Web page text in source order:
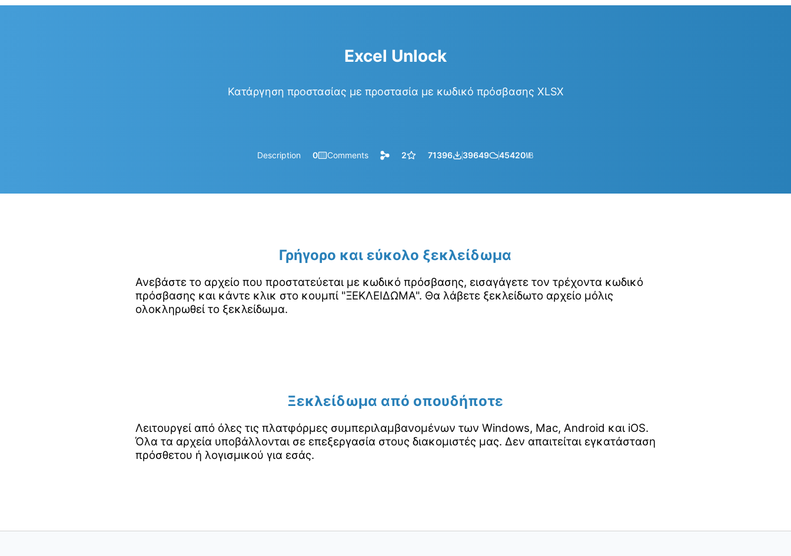
Excel Unlock
Κατάργηση προστασίας με προστασία με κωδικό πρόσβασης XLSX
Description 0 Comments 2 71396 39649 45420㎆︎
Γρήγορο και εύκολο ξεκλείδωμα
Ανεβάστε το αρχείο που προστατεύεται με κωδικό πρόσβασης, εισαγάγετε τον τρέχοντα κωδικό
πρόσβασης και κάντε κλικ στο κουμπί "ΞΕΚΛΕΙΔΩΜΑ". Θα λάβετε ξεκλείδωτο αρχείο μόλις
ολοκληρωθεί το ξεκλείδωμα.
Ξεκλείδωμα από οπουδήποτε
Λειτουργεί από όλες τις πλατφόρμες συμπεριλαμβανομένων των Windows, Mac, Android και iOS.
Όλα τα αρχεία υποβάλλονται σε επεξεργασία στους διακομιστές μας. Δεν απαιτείται εγκατάσταση
πρόσθετου ή λογισμικού για εσάς.